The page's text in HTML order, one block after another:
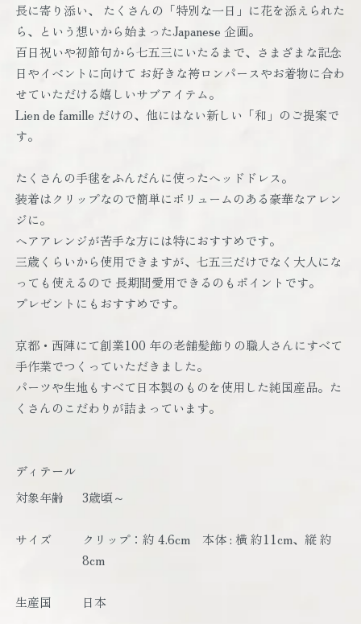
長に寄り添い、 たくさんの「特別な一日」に花を添えられた
ら、という想いから始まったJapanese 企画。
百日祝いや初節句から七五三にいたるまで、さまざまな記念
日やイベントに向けて お好きな袴ロンパースやお着物に合わ
せていただける嬉しいサブアイテム。
Lien de famille だけの、他にはない新しい「和」のご提案で
す。
たくさんの手毬をふんだんに使ったヘッドドレス。
装着はクリップなので簡単にボリュームのある豪華なアレン
ジに。
ヘアアレンジが苦手な方には特におすすめです。
三歳くらいから使用できますが、七五三だけでなく大人にな
っても使えるので 長期間愛用できるのもポイントです。
プレゼントにもおすすめです。
京都・西陣にて創業100 年の老舗髪飾りの職人さんにすべて
手作業でつくっていただきました。
パーツや生地もすべて日本製のものを使用した純国産品。た
くさんのこだわりが詰まっています。
ディテール
対象年齢
3歳頃～
サイズ
クリップ：約 4.6cm 本体 : 横 約11cm、縦 約
8cm
生産国 日本